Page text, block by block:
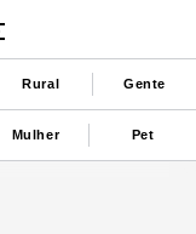
Rural Gente
Mulher Pet